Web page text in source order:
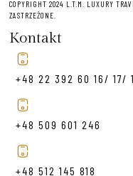
COPYRIGHT 2024 L.T.M. LUXURY
ZASTRZEŻONE.
Kontakt
+48 22 392 60 16/ 17/
+48 509 601 246
+48 512 145 818